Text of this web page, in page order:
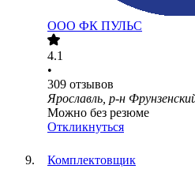
ООО ФК ПУЛЬС
4.1
•
309 отзывов
Ярославль, р-н
Можно без резюме
Откликнуться
Комплектовщик